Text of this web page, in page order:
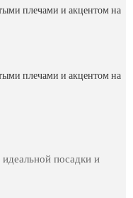
посадки и